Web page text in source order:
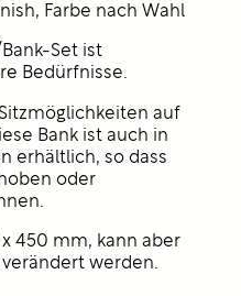
Farbe nach Wahl
Set ist
Bedürfnisse.
auf
Bank ist auch in
erhältlich, so dass
oder
450 mm, kann aber
werden.